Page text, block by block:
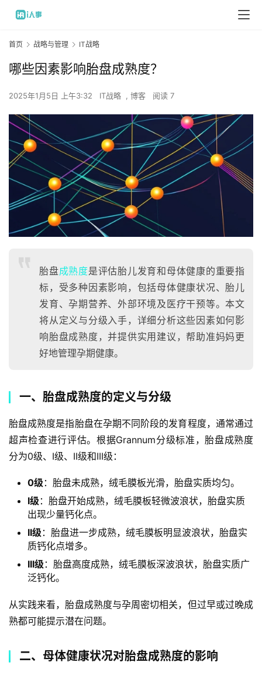
首页 战略与管理 IT战略
哪些因素影响胎盘成熟度？
2025年1月5日 上午3:32 IT战略 , 博客 阅读 7
胎盘成熟度是评估胎儿发育和母体健康的重要指
标，受多种因素影响，包括母体健康状况、胎儿
发育、孕期营养、外部环境及医疗干预等。本文
将从定义与分级入手，详细分析这些因素如何影
响胎盘成熟度，并提供实用建议，帮助准妈妈更
好地管理孕期健康。
一、胎盘成熟度的定义与分级
胎盘成熟度是指胎盘在孕期不同阶段的发育程度，通常通过
超声检查进行评估。根据Grannum分级标准，胎盘成熟度
分为0级、I级、II级和III级：
0级 ：胎盘未成熟，绒毛膜板光滑，胎盘实质均匀。
I级 ：胎盘开始成熟，绒毛膜板轻微波浪状，胎盘实质
出现少量钙化点。
II级 ：胎盘进一步成熟，绒毛膜板明显波浪状，胎盘实
质钙化点增多。
III级 ：胎盘高度成熟，绒毛膜板深波浪状，胎盘实质广
泛钙化。
从实践来看，胎盘成熟度与孕周密切相关，但过早或过晚成
熟都可能提示潜在问题。
二、母体健康状况对胎盘成熟度的影响